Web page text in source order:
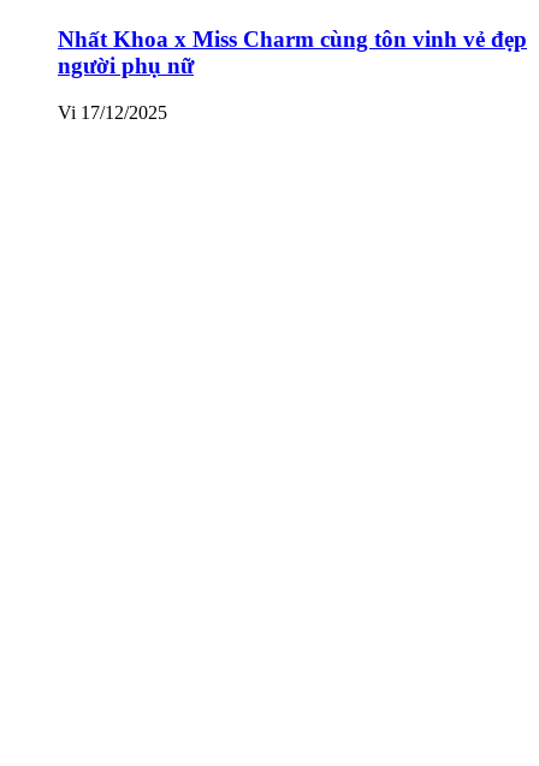
Nhất Khoa x Miss Charm cùng tôn vinh vẻ đẹp
người phụ nữ
Vi 17/12/2025